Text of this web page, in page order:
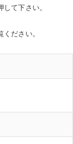
て下さい。
ください。